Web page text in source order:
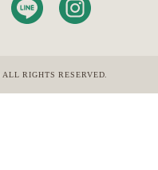
RIGHTS RESERVED.